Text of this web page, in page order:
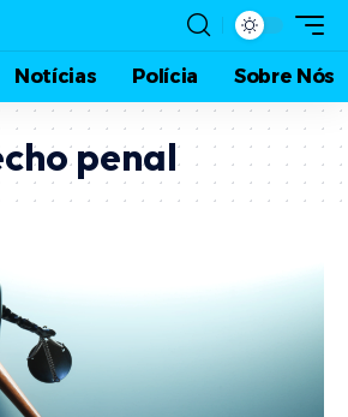
Notícias Polícia Sobre Nós
penal